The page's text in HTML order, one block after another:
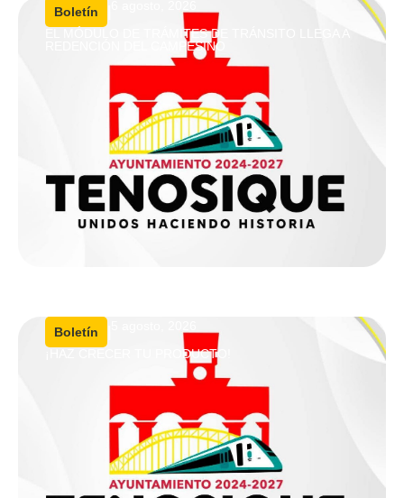
Boletín
EL MÓDULO DE TRÁMITES DE TRÁNSITO LLEGA A
REDENCIÓN DEL CAMPESINO
Boletín
¡HAZ CRECER TU PRODUCTO!